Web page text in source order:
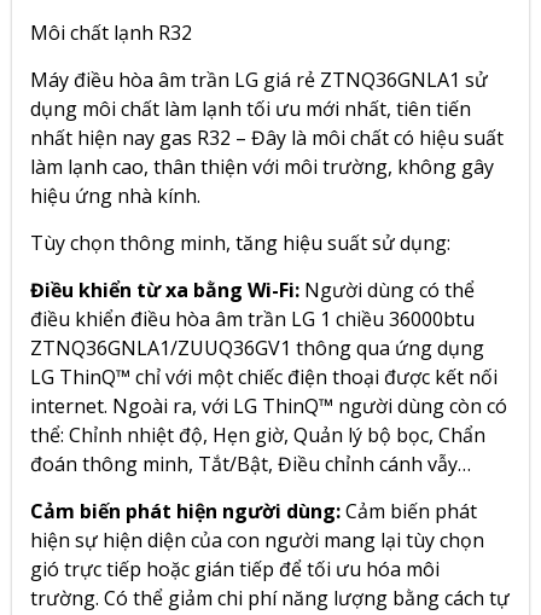
Môi chất lạnh R32
Máy điều hòa âm trần LG giá rẻ ZTNQ36GNLA1 sử
dụng môi chất làm lạnh tối ưu mới nhất, tiên tiến
nhất hiện nay gas R32 – Đây là môi chất có hiệu suất
làm lạnh cao, thân thiện với môi trường, không gây
hiệu ứng nhà kính.
Tùy chọn thông minh, tăng hiệu suất sử dụng:
Điều khiển từ xa bằng Wi-Fi: Người dùng có thể
điều khiển điều hòa âm trần LG 1 chiều 36000btu
ZTNQ36GNLA1/ZUUQ36GV1 thông qua ứng dụng
LG ThinQ™ chỉ với một chiếc điện thoại được kết nối
internet. Ngoài ra, với LG ThinQ™ người dùng còn có
thể: Chỉnh nhiệt độ, Hẹn giờ, Quản lý bộ bọc, Chẩn
đoán thông minh, Tắt/Bật, Điều chỉnh cánh vẫy…
Cảm biến phát hiện người dùng:Cảm biến phát
hiện sự hiện diện của con người mang lại tùy chọn
gió trực tiếp hoặc gián tiếp để tối ưu hóa môi
trường. Có thể giảm chi phí năng lượng bằng cách tự